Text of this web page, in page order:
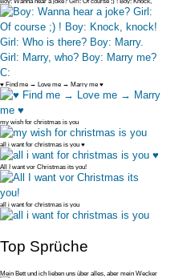
Boy: Wanna hear a joke? Girl: Of course ;) ! Boy: Knock,
knock! Girl: Wh
♥ Find me → Love me → Marry me ♥
my wish for christmas is you
all i want for christmas is you ♥
All I want vor Christmas its you!
all i want for christmas is you
Top Sprüche
Mein Bett und ich lieben uns über alles, aber mein Wecker